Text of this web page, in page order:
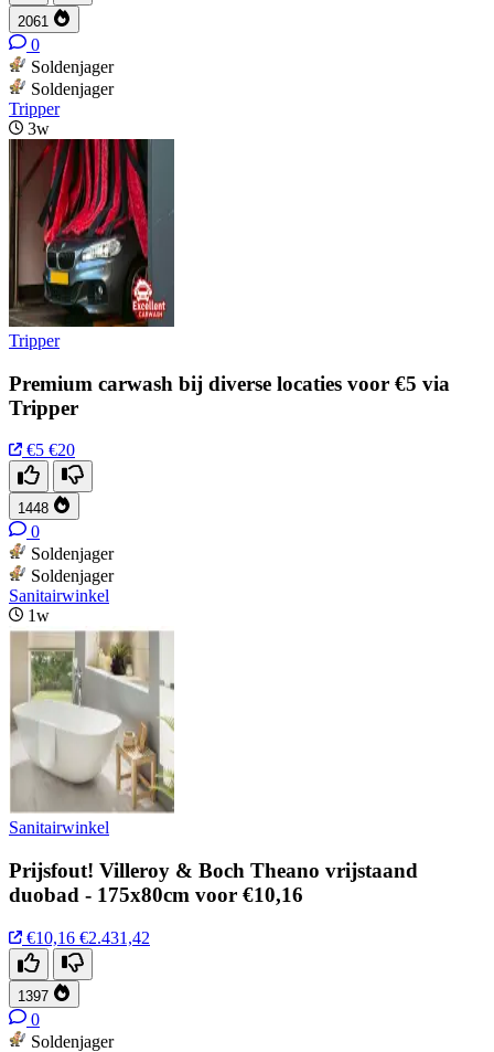
2061
0
Soldenjager
Soldenjager
Tripper
3w
Tripper
Premium carwash bij diverse locaties voor €5 via
Tripper
€5 €20
1448
0
Soldenjager
Soldenjager
Sanitairwinkel
1w
Sanitairwinkel
Prijsfout! Villeroy & Boch Theano vrijstaand
duobad - 175x80cm voor €10,16
€10,16 €2.431,42
1397
0
Soldenjager